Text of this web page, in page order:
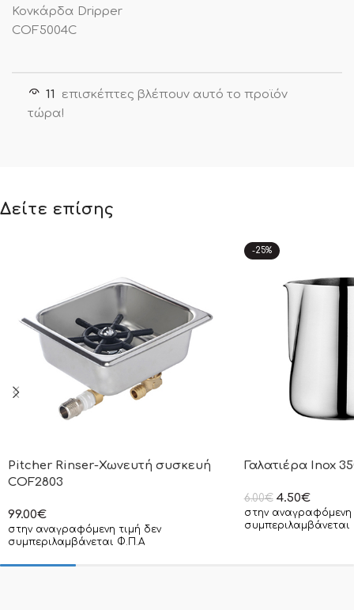
Κονκάρδα Dripper
COF5004C
11
επισκέπτες βλέπουν αυτό το προϊόν
τώρα!
Δείτε επίσης
Pitcher Rinser-Χωνευτή συσκευή
COF2803
99.00€
στην αναγραφόμενη τιμή δεν
συμπεριλαμβάνεται Φ.Π.Α
-25%
Γαλατιέρα Inox
6.00€ 4.50€
στην αναγραφόμενη